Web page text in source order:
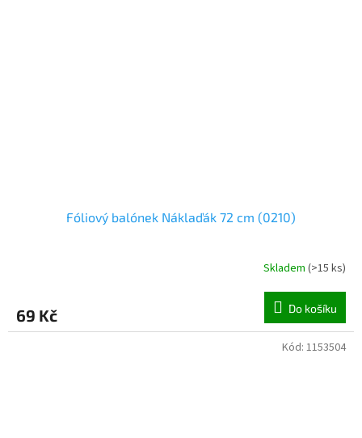
Fóliový balónek Náklaďák 72 cm (0210)
Skladem (>15 ks)
69 Kč Do košíku
Kód: 1153504